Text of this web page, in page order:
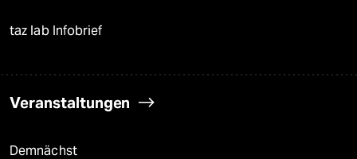
taz lab Infobrief
Veranstaltungen
Demnächst